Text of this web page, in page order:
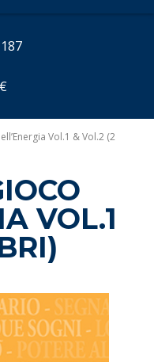
Vol.1 & Vol.2 (2
VOL.1